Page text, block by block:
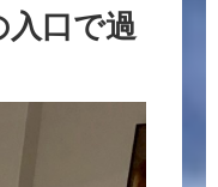
口で過